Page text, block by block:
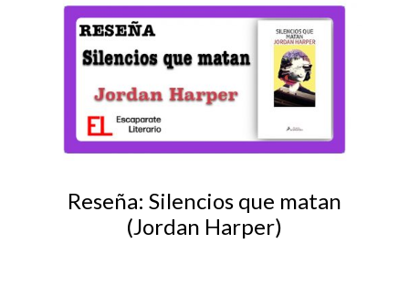
Reseña: Silencios que matan
(Jordan Harper)